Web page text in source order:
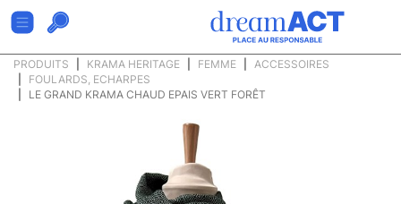
PRODUITS KRAMA HERITAGE FEMME
ACCESSOIRES
FOULARDS, ECHARPES
LE GRAND KRAMA CHAUD EPAIS VERT FORÊT